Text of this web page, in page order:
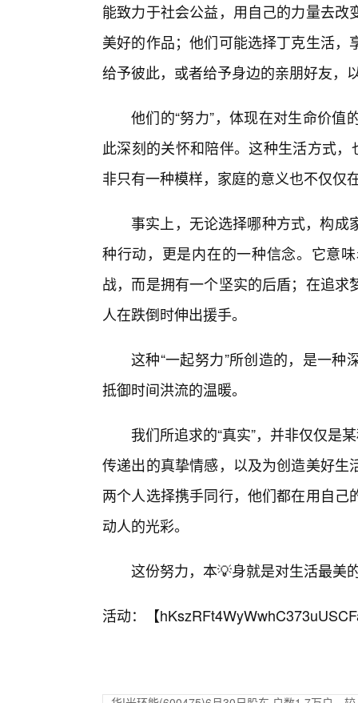
能致力于社会公益，用自己的力量去
美好的作品；他们可能选择丁克生活
给予彼此，或者给予身边的亲朋好友，
他们的“努力”，体现在对生命价
此深刻的关怀和陪伴。这种生活方式
非只有一种模样，家庭的意义也不仅仅
事实上，无论选择哪种方式，构成
种行动，更是内在的一种信念。它意
战，而是拥有一个坚实的后盾；在追
人在跌倒时伸出援手。
这种“一起努力”所创造的，是一
抵御时间洪流的温暖。
我们所追求的“真实”，并非仅仅是
传递出的真挚情感，以及为创造美好
两个人选择携手同行，他们都在用自
动人的光彩。
这份努力，本💡身就是对生活最美
活动：【